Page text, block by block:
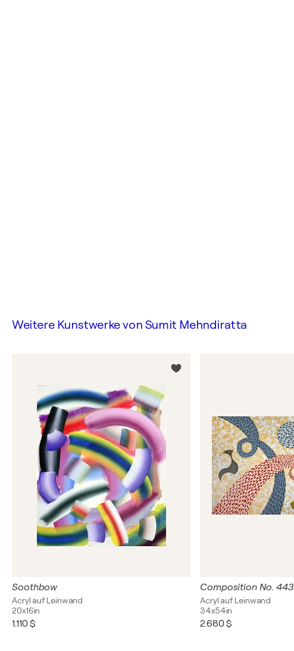
Weitere Kunstwerke von Sumit Mehndiratta
Soothbow
Acryl auf Leinwand
20x16in
1.110 $
Composition No. 443
Acryl auf Leinwand
34x54in
2.680 $